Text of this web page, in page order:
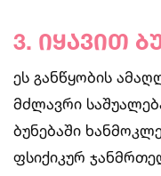
3. იყავით
ეს განწყობის
მძლავრი
ბუნებაში
ფსიქიკურ